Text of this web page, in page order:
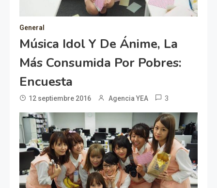
General
Música Idol Y De Ánime, La
Más Consumida Por Pobres:
Encuesta
12 septiembre 2016 Agencia YEA 3